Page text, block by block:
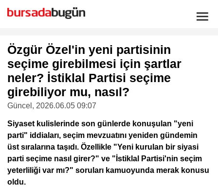
Özgür Özel'in yeni partisinin
seçime girebilmesi için şartlar
neler? İstiklal Partisi seçime
girebiliyor mu, nasıl?
Güncel , 2026.06.05 09:07
Siyaset kulislerinde son günlerde konuşulan "yeni
parti" iddiaları, seçim mevzuatını yeniden gündemin
üst sıralarına taşıdı. Özellikle "Yeni kurulan bir siyasi
parti seçime nasıl girer?" ve "İstiklal Partisi'nin seçim
yeterliliği var mı?" soruları kamuoyunda merak konusu
oldu.